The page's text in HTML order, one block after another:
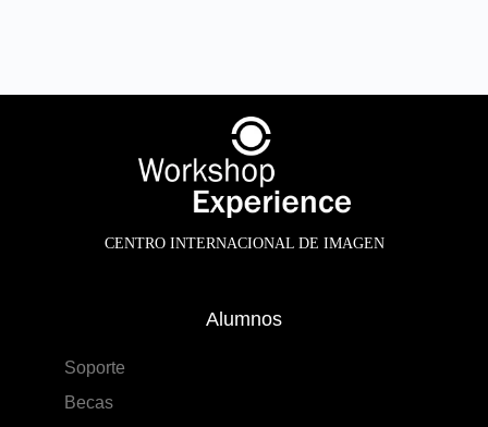
CENTRO INTERNACIONAL DE IMAGEN
Alumnos
Soporte
Becas